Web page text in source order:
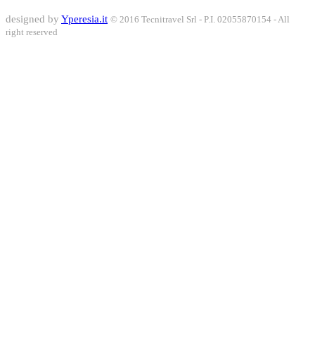
designed by Yperesia.it © 2016 Tecnitravel Srl - P.I. 02055870154 - All
right reserved